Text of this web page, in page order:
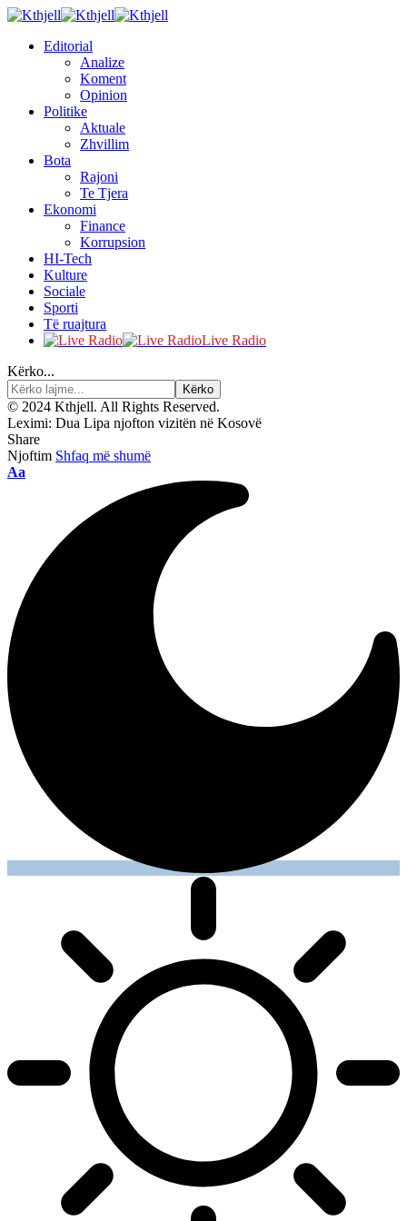
Editorial
Analize
Koment
Opinion
Politike
Aktuale
Zhvillim
Bota
Rajoni
Te Tjera
Ekonomi
Finance
Korrupsion
HI-Tech
Kulture
Sociale
Sporti
Të ruajtura
Live Radio
Kërko...
© 2024 Kthjell. All Rights Reserved.
Leximi: Dua Lipa njofton vizitën në Kosovë
Share
Njoftim Shfaq më shumë
Ndryshimi
shkronjave
Aa